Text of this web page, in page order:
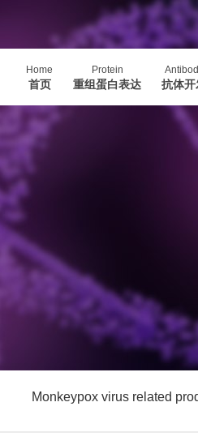
Home
首页
Protein
重组蛋白表达 抗体开
Monkeypox virus related